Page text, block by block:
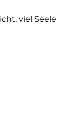
viel Seele